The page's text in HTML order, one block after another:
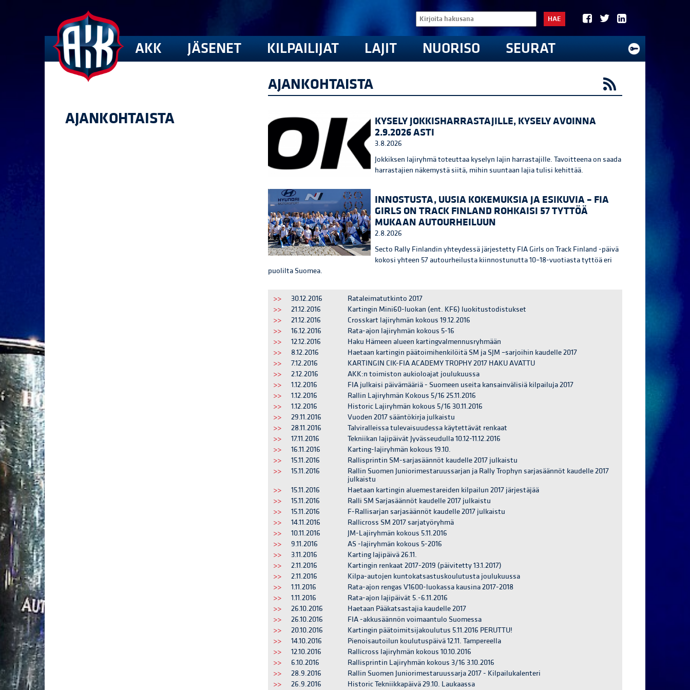
HAE
AKK JÄSENET KILPAILIJAT LAJIT NUORISO SEURAT
AJANKOHTAISTA
AJANKOHTAISTA
KYSELY JOKKISHARRASTAJILLE, KYSELY AVOINNA
2.9.2026 ASTI
3.8.2026
Jokkiksen lajiryhmä toteuttaa kyselyn lajin harrastajille. Tavoitteena on saada
harrastajien näkemystä siitä, mihin suuntaan lajia tulisi kehittää.
INNOSTUSTA, UUSIA KOKEMUKSIA JA ESIKUVIA – FIA
GIRLS ON TRACK FINLAND ROHKAISI 57 TYTTÖÄ
MUKAAN AUTOURHEILUUN
2.8.2026
Secto Rally Finlandin yhteydessä järjestetty FIA Girls on Track Finland -päivä
kokosi yhteen 57 autourheilusta kiinnostunutta 10–18-vuotiasta tyttöä eri
puolilta Suomea.
>> 30.12.2016
Rataleimatutkinto 2017
>>
21.12.2016
Kartingin Mini60-luokan (ent. KF6) luokitustodistukset
>>
21.12.2016
Crosskart lajiryhmän kokous 19.12.2016
>>
16.12.2016
Rata-ajon lajiryhmän kokous 5-16
>>
12.12.2016
Haku Hämeen alueen kartingvalmennusryhmään
>>
8.12.2016
Haetaan kartingin päätoimihenkilöitä SM ja SJM –sarjoihin kaudelle 2017
>>
7.12.2016
KARTINGIN CIK-FIA ACADEMY TROPHY 2017 HAKU AVATTU
>>
2.12.2016
AKK:n toimiston aukioloajat joulukuussa
>>
1.12.2016
FIA julkaisi päivämääriä - Suomeen useita kansainvälisiä kilpailuja 2017
>>
1.12.2016
Rallin Lajiryhmän Kokous 5/16 25.11.2016
>>
1.12.2016
Historic Lajiryhmän kokous 5/16 30.11.2016
>>
29.11.2016
Vuoden 2017 sääntökirja julkaistu
>>
28.11.2016
Talviralleissa tulevaisuudessa käytettävät renkaat
>>
17.11.2016
Tekniikan lajipäivät Jyvässeudulla 10.12-11.12.2016
>>
16.11.2016
Karting-lajiryhmän kokous 19.10.
>>
15.11.2016
Rallisprintin SM-sarjasäännöt kaudelle 2017 julkaistu
>>
15.11.2016
Rallin Suomen Juniorimestaruussarjan ja Rally Trophyn sarjasäännöt kaudelle 2017
julkaistu
>>
15.11.2016
Haetaan kartingin aluemestareiden kilpailun 2017 järjestäjää
>>
15.11.2016
Ralli SM Sarjasäännöt kaudelle 2017 julkaistu
>>
15.11.2016
F-Rallisarjan sarjasäännöt kaudelle 2017 julkaistu
>>
14.11.2016
Rallicross SM 2017 sarjatyöryhmä
>>
10.11.2016
JM-Lajiryhmän kokous 5.11.2016
>>
9.11.2016
AS -lajiryhmän kokous 5-2016
>>
3.11.2016
Karting lajipäivä 26.11.
>>
2.11.2016
Kartingin renkaat 2017-2019 (päivitetty 13.1.2017)
>>
2.11.2016
Kilpa-autojen kuntokatsastuskoulutusta joulukuussa
>>
1.11.2016
Rata-ajon rengas V1600-luokassa kausina 2017-2018
>>
1.11.2016
Rata-ajon lajipäivät 5.-6.11.2016
>>
26.10.2016
Haetaan Pääkatsastajia kaudelle 2017
>>
26.10.2016
FIA -akkusäännön voimaantulo Suomessa
>>
20.10.2016
Kartingin päätoimitsijakoulutus 5.11.2016 PERUTTU!
>>
14.10.2016
Pienoisautoilun koulutuspäivä 12.11. Tampereella
>>
12.10.2016
Rallicross lajiryhmän kokous 10.10.2016
>>
6.10.2016
Rallisprintin Lajiryhmän kokous 3/16 3.10.2016
>>
28.9.2016
Rallin Suomen Juniorimestaruussarja 2017 - Kilpailukalenteri
>>
26.9.2016 Historic Tekniikkapäivä 29.10. Laukaassa